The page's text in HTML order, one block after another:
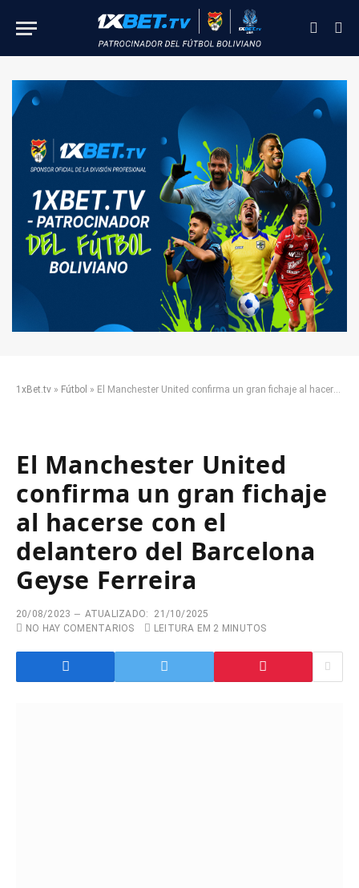
1xBet.tv » Fútbol » El Manchester United confirma un gran fichaje al hacerse con el delantero del Barcelona Geyse Ferreira
El Manchester United
confirma un gran fichaje
al hacerse con el
delantero del Barcelona
Geyse Ferreira
20/08/2023 ATUALIZADO:
21/10/2025
NO HAY COMENTARIOS
LEITURA EM 2 MINUTOS